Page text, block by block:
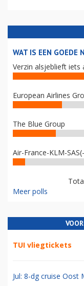
WAT IS EEN GOEDE
Verzin alsjeblieft iets
European Airlines
The Blue Group
Air-France-KLM-
Meer polls
TUI vliegtickets
Jul: 8-dg cruise Oost